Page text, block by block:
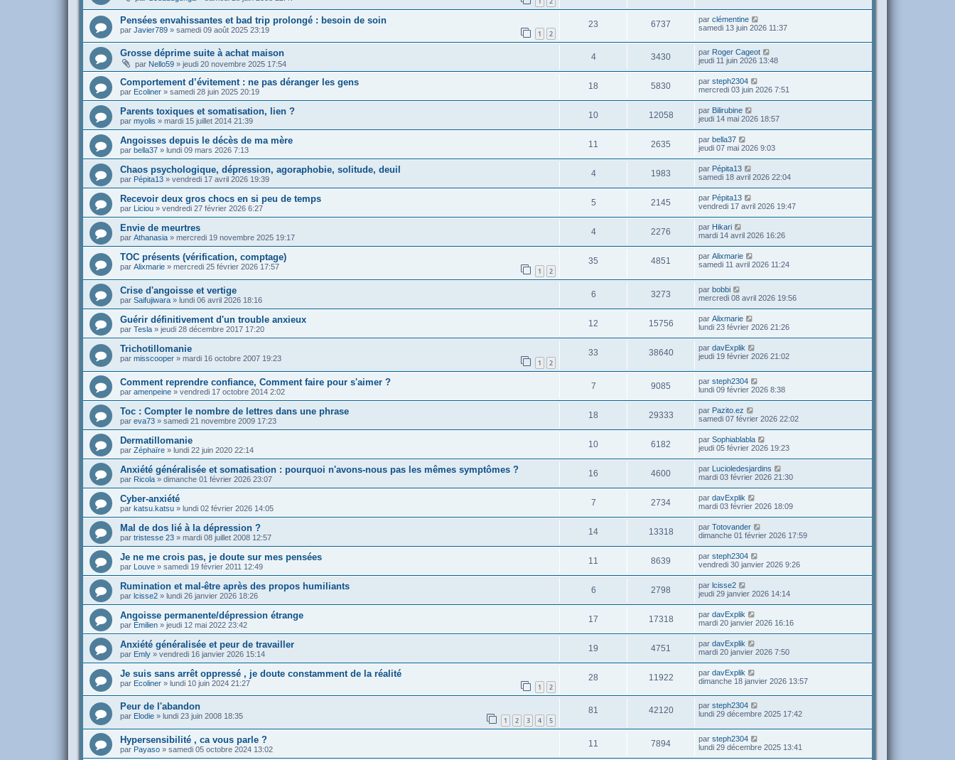
Pensées envahissantes et bad trip prolongé : besoin de soin
par Javier789 » samedi 09 août 2025 23:19 1 2
23 6737 par clémentine
samedi 13 juin 2026 11:37
Grosse déprime suite à achat maison
par Nello59 » jeudi 20 novembre 2025 17:54
4 3430 par Roger Cageot
jeudi 11 juin 2026 13:48
Comportement d’évitement : ne pas déranger les gens
par Ecoliner » samedi 28 juin 2025 20:19
18 5830 par steph2304
mercredi 03 juin 2026 7:51
Parents toxiques et somatisation, lien ?
par myolis » mardi 15 juillet 2014 21:39
10 12058 par Bilirubine
jeudi 14 mai 2026 18:57
Angoisses depuis le décès de ma mère
par bella37 » lundi 09 mars 2026 7:13
11 2635 par bella37
jeudi 07 mai 2026 9:03
Chaos psychologique, dépression, agoraphobie, solitude, deuil
par Pépita13 » vendredi 17 avril 2026 19:39
4 1983 par Pépita13
samedi 18 avril 2026 22:04
Recevoir deux gros chocs en si peu de temps
par Liciou » vendredi 27 février 2026 6:27
5 2145 par Pépita13
vendredi 17 avril 2026 19:47
Envie de meurtres
par Athanasia » mercredi 19 novembre 2025 19:17
4 2276 par Hikari
mardi 14 avril 2026 16:26
TOC présents (vérification, comptage)
par Alixmarie » mercredi 25 février 2026 17:57 1 2
35 4851 par Alixmarie
samedi 11 avril 2026 11:24
Crise d'angoisse et vertige
par Saifujiwara » lundi 06 avril 2026 18:16
6 3273 par bobbi
mercredi 08 avril 2026 19:56
Guérir définitivement d'un trouble anxieux
par Tesla » jeudi 28 décembre 2017 17:20
12 15756 par Alixmarie
lundi 23 février 2026 21:26
Trichotillomanie
par misscooper » mardi 16 octobre 2007 19:23 1 2
33 38640 par davExplik
jeudi 19 février 2026 21:02
Comment reprendre confiance, Comment faire pour s'aimer ?
par amenpeine » vendredi 17 octobre 2014 2:02
7 9085 par steph2304
lundi 09 février 2026 8:38
Toc : Compter le nombre de lettres dans une phrase
par eva73 » samedi 21 novembre 2009 17:23
18 29333 par Pazito.ez
samedi 07 février 2026 22:02
Dermatillomanie
par Zéphaïre » lundi 22 juin 2020 22:14
10 6182 par Sophiablabla
jeudi 05 février 2026 19:23
Anxiété généralisée et somatisation : pourquoi n'avons-nous pas les mêmes symptômes ?
par Ricola » dimanche 01 février 2026 23:07
16 4600 par Lucioledesjardins
mardi 03 février 2026 21:30
Cyber-anxiété
par katsu.katsu » lundi 02 février 2026 14:05
7 2734 par davExplik
mardi 03 février 2026 18:09
Mal de dos lié à la dépression ?
par tristesse 23 » mardi 08 juillet 2008 12:57
14 13318 par Totovander
dimanche 01 février 2026 17:59
Je ne me crois pas, je doute sur mes pensées
par Louve » samedi 19 février 2011 12:49
11 8639 par steph2304
vendredi 30 janvier 2026 9:26
Rumination et mal-être après des propos humiliants
par lcisse2 » lundi 26 janvier 2026 18:26
6 2798 par lcisse2
jeudi 29 janvier 2026 14:14
Angoisse permanente/dépression étrange
par Émilien » jeudi 12 mai 2022 23:42
17 17318 par davExplik
mardi 20 janvier 2026 16:16
Anxiété généralisée et peur de travailler
par Emly » vendredi 16 janvier 2026 15:14
19 4751 par davExplik
mardi 20 janvier 2026 7:50
Je suis sans arrêt oppressé , je doute constamment de la réalité
par Ecoliner » lundi 10 juin 2024 21:27 1 2
28 11922 par davExplik
dimanche 18 janvier 2026 13:57
Peur de l'abandon
par Elodie » lundi 23 juin 2008 18:35 1 2 3 4 5
81 42120 par steph2304
lundi 29 décembre 2025 17:42
Hypersensibilité , ca vous parle ?
par Payaso » samedi 05 octobre 2024 13:02
11 7894 par steph2304
lundi 29 décembre 2025 13:41